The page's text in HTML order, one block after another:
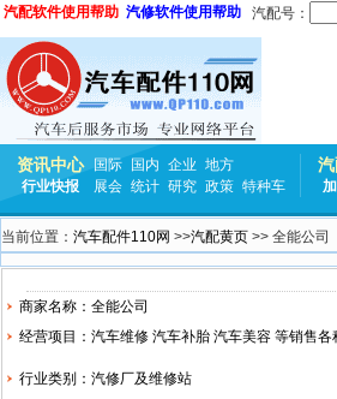
汽配软件使用帮助 汽修软件使用帮助 汽配号：
资讯中心 国际 国内 企业 地方
行业快报
展会 统计 研究 政策 特种车
当前位置： 汽车配件110网 >>汽配黄页 >> 全能公司
商家名称：全能公司
经营项目：汽车维修 汽车补胎 汽车美容 等销售各
行业类别：汽修厂及维修站